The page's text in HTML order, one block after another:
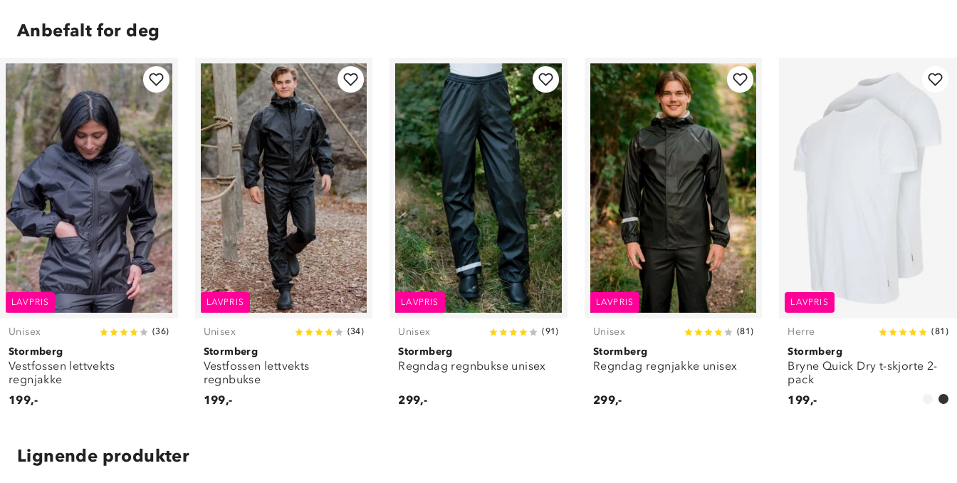
Anbefalt for deg
LAVPRIS
Unisex (36)
Stormberg
Vestfossen lettvekts
regnjakke
199,-
LAVPRIS
Unisex (34)
Stormberg
Vestfossen lettvekts
regnbukse
199,-
LAVPRIS
Unisex (91 )
Stormberg
Regndag regnbukse unisex
299,-
LAVPRIS
Unisex (81 )
Stormberg
Regndag regnjakke unisex
299,-
LAVPRIS
Herre (81 )
Stormberg
Bryne Quick Dry t-skjorte 2-
pack
199,-
Lignende produkter